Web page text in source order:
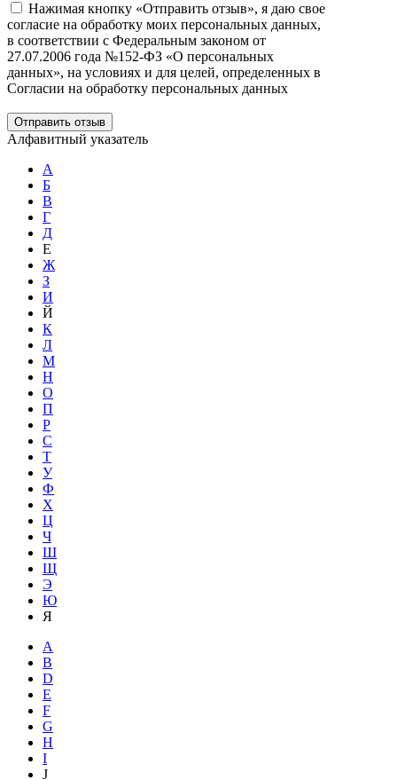
Нажимая кнопку «Отправить отзыв», я даю свое
согласие на обработку моих персональных данных,
в соответствии с Федеральным законом от
27.07.2006 года №152-ФЗ «О персональных
данных», на условиях и для целей, определенных в
Согласии на обработку персональных данных
Отправить отзыв
Алфавитный указатель
А
Б
В
Г
Д
Е
Ж
З
И
Й
К
Л
М
Н
О
П
Р
С
Т
У
Ф
Х
Ц
Ч
Ш
Щ
Э
Ю
Я
A
B
D
E
F
G
H
I
J